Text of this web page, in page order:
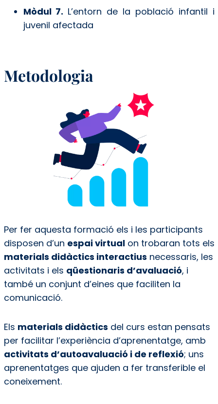
Mòdul 7. L’entorn de la població infantil i
juvenil afectada
Metodologia
Per fer aquesta formació els i les participants
disposen d’un espai virtualon trobaran tots els
materials didàctics interactius necessaris, les
activitats i els qüestionaris d’avaluació, i
també un conjunt d’eines que faciliten la
comunicació.
Els materials didàctics del curs estan pensats
per facilitar l’experiència d’aprenentatge, amb
activitats d’autoavaluació i de reflexió; uns
aprenentatges que ajuden a fer transferible el
coneixement.